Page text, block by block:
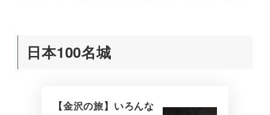
日本100名城
【金沢の旅】いろんな